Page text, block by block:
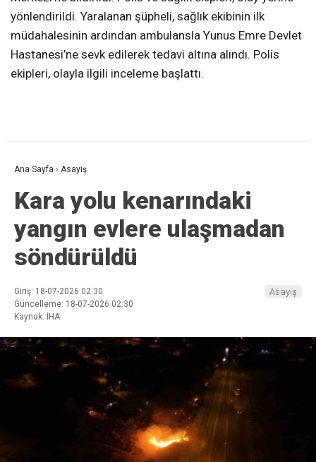
yönlendirildi. Yaralanan şüpheli, sağlık ekibinin ilk
müdahalesinin ardından ambulansla Yunus Emre Devlet
Hastanesi’ne sevk edilerek tedavi altına alındı. Polis
ekipleri, olayla ilgili inceleme başlattı.
Ana Sayfa › Asayiş
Kara yolu kenarındaki
yangın evlere ulaşmadan
söndürüldü
Giriş: 18-07-2026 02:30
Güncelleme: 18-07-2026 02:30
Kaynak: İHA
Asayiş